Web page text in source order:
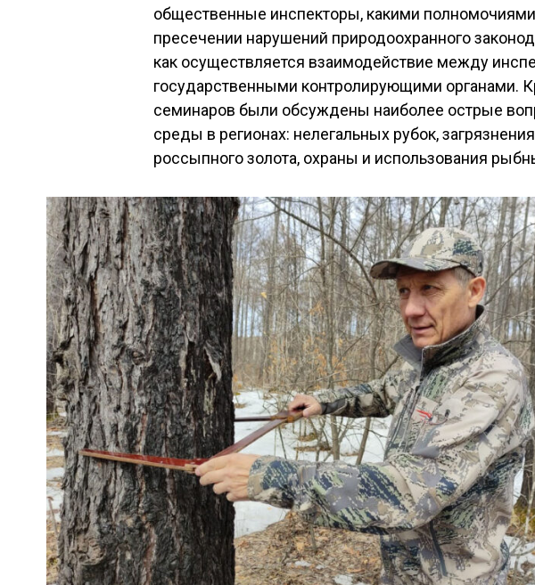
общественные инспекторы, какими
пресечении нарушений природоохранного
как осуществляется взаимодействие между
государственными контролирующими органами.
семинаров были обсуждены наиболее острые
среды в регионах: нелегальных рубок,
россыпного золота, охраны и использования